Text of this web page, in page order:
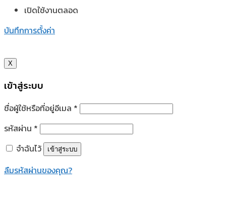
เปิดใช้งานตลอด
บันทึกการตั้งค่า
X
เข้าสู่ระบบ
ชื่อผู้ใช้หรือที่อยู่อีเมล *
รหัสผ่าน *
จำฉันไว้
เข้าสู่ระบบ
ลืมรหัสผ่านของคุณ?